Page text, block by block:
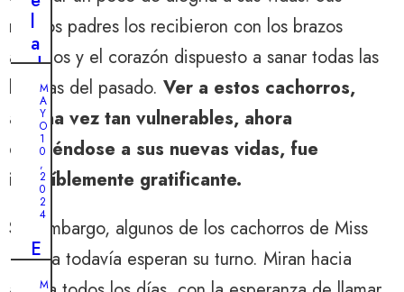
nuevos padres los recibieron con los brazos
abiertos y el corazón dispuesto a sanar todas las
heridas del pasado. Ver a estos cachorros,
alguna vez tan vulnerables, ahora
dirigiéndose a sus nuevas vidas, fue
increíblemente gratificante.
Sin embargo, algunos de los cachorros de Miss
Bianca todavía esperan su turno. Miran hacia
l
a
d
o
h
s
t
o
M
A
Y
O
1
0
,
2
0
2
4
E
M